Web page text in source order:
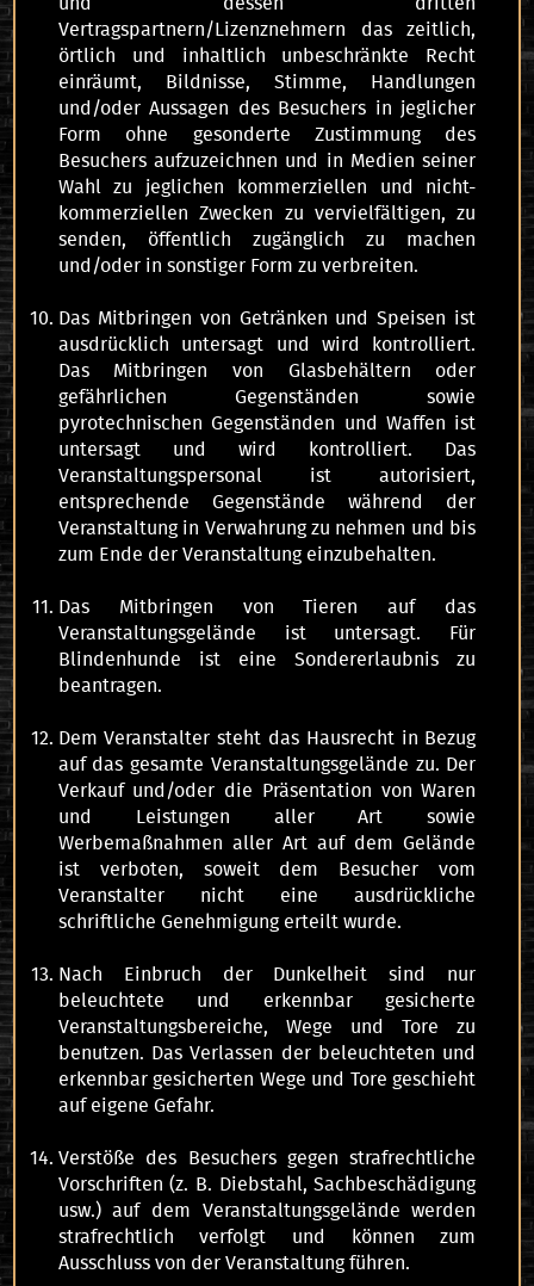
Vertragspartnern/Lizenznehmern das zeitlich,
örtlich und inhaltlich unbeschränkte Recht
einräumt, Bildnisse, Stimme, Handlungen
und/oder Aussagen des Besuchers in jeglicher
Form ohne gesonderte Zustimmung des
Besuchers aufzuzeichnen und in Medien seiner
Wahl zu jeglichen kommerziellen und nicht-
kommerziellen Zwecken zu vervielfältigen, zu
senden, öffentlich zugänglich zu machen
und/oder in sonstiger Form zu verbreiten.
Das Mitbringen von Getränken und Speisen ist
ausdrücklich untersagt und wird kontrolliert.
Das Mitbringen von Glasbehältern oder
gefährlichen Gegenständen sowie
pyrotechnischen Gegenständen und Waffen ist
untersagt und wird kontrolliert. Das
Veranstaltungspersonal ist autorisiert,
entsprechende Gegenstände während der
Veranstaltung in Verwahrung zu nehmen und bis
zum Ende der Veranstaltung einzubehalten.
Das Mitbringen von Tieren auf das
Veranstaltungsgelände ist untersagt. Für
Blindenhunde ist eine Sondererlaubnis zu
beantragen.
Dem Veranstalter steht das Hausrecht in Bezug
auf das gesamte Veranstaltungsgelände zu. Der
Verkauf und/oder die Präsentation von Waren
und Leistungen aller Art sowie
Werbemaßnahmen aller Art auf dem Gelände
ist verboten, soweit dem Besucher vom
Veranstalter nicht eine ausdrückliche
schriftliche Genehmigung erteilt wurde.
Nach Einbruch der Dunkelheit sind nur
beleuchtete und erkennbar gesicherte
Veranstaltungsbereiche, Wege und Tore zu
benutzen. Das Verlassen der beleuchteten und
erkennbar gesicherten Wege und Tore geschieht
auf eigene Gefahr.
Verstöße des Besuchers gegen strafrechtliche
Vorschriften (z. B. Diebstahl, Sachbeschädigung
usw.) auf dem Veranstaltungsgelände werden
strafrechtlich verfolgt und können zum
Ausschluss von der Veranstaltung führen.